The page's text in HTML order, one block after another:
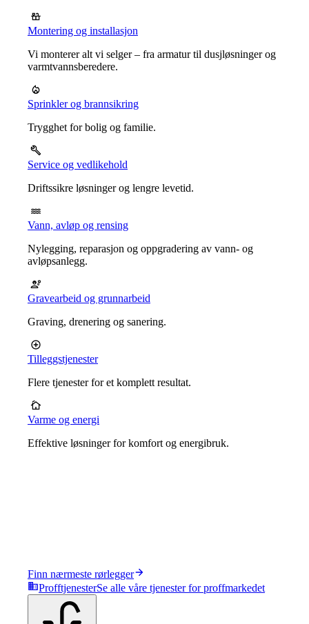
Montering og installasjon
Vi monterer alt vi selger – fra armatur til dusjløsninger og
varmtvannsberedere.
Sprinkler og brannsikring
Trygghet for bolig og familie.
Service og vedlikehold
Driftssikre løsninger og lengre levetid.
Vann, avløp og rensing
Nylegging, reparasjon og oppgradering av vann- og
avløpsanlegg.
Gravearbeid og grunnarbeid
Graving, drenering og sanering.
Tilleggstjenester
Flere tjenester for et komplett resultat.
Varme og energi
Effektive løsninger for komfort og energibruk.
Finn nærmeste rørlegger
ProfftjenesterSe alle våre tjenester for proffmarkedet